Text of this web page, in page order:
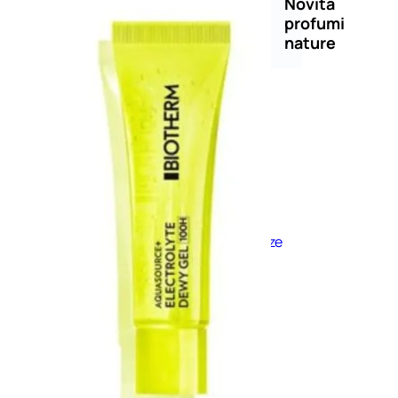
profumi
nature
Esaurito PROMO
Fragranze
L’OCCITANE
EDT
Valutato